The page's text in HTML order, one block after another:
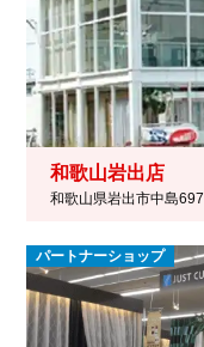
和歌山岩出店
和歌山県岩出市中島697
パートナーショップ